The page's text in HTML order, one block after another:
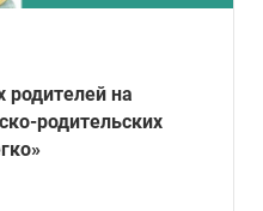
на
родительских